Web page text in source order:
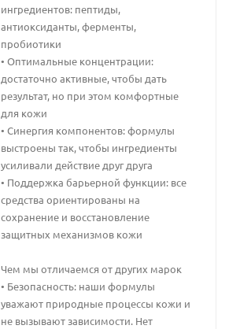
ингредиентов: пептиды,
антиоксиданты, ферменты,
пробиотики
• Оптимальные концентрации:
достаточно активные, чтобы дать
результат, но при этом комфортные
для кожи
• Синергия компонентов: формулы
выстроены так, чтобы ингредиенты
усиливали действие друг друга
• Поддержка барьерной функции: все
средства ориентированы на
сохранение и восстановление
защитных механизмов кожи
Чем мы отличаемся от других марок
• Безопасность: наши формулы
уважают природные процессы кожи и
не вызывают зависимости. Нет